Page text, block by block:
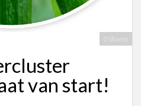
0 Shares
van start!